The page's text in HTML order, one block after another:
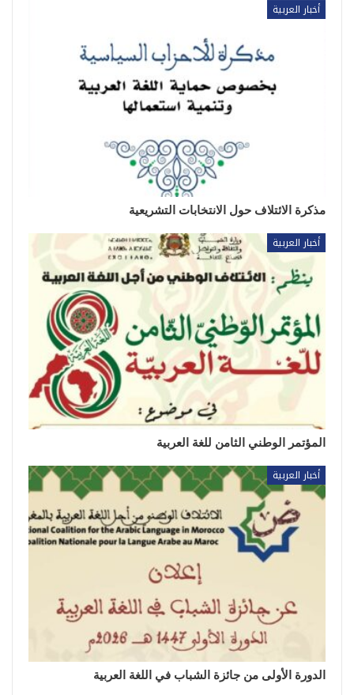
أخبار العربية
مذكرة الائتلاف حول الانتخابات التشريعية
أخبار العربية
المؤتمر الوطني الثامن للغة العربية
أخبار العربية
الدورة الأولى من جائزة الشباب في اللغة العربية